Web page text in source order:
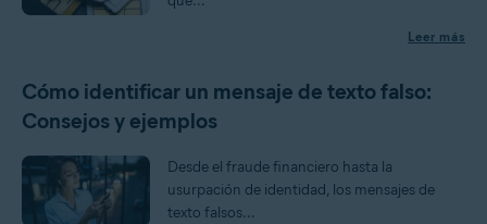
Leer más
Cómo identificar un mensaje de texto falso:
Consejos y ejemplos
Desde el fraude financiero hasta la
usurpación de identidad, los mensajes de
texto falsos...